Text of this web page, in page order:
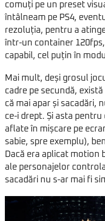
comuți pe un preset
întâlneam pe PS4,
rezoluția, pentru a
într-un container
capabil, cel puțin în
Mai mult, deși grosul
cadre pe secundă,
că mai apar și sacadări,
ce-i drept. Și asta
aflate în mișcare pe
sabie, spre exemplu),
Dacă era aplicat motion
ale personajelor
sacadări nu s-ar mai fi